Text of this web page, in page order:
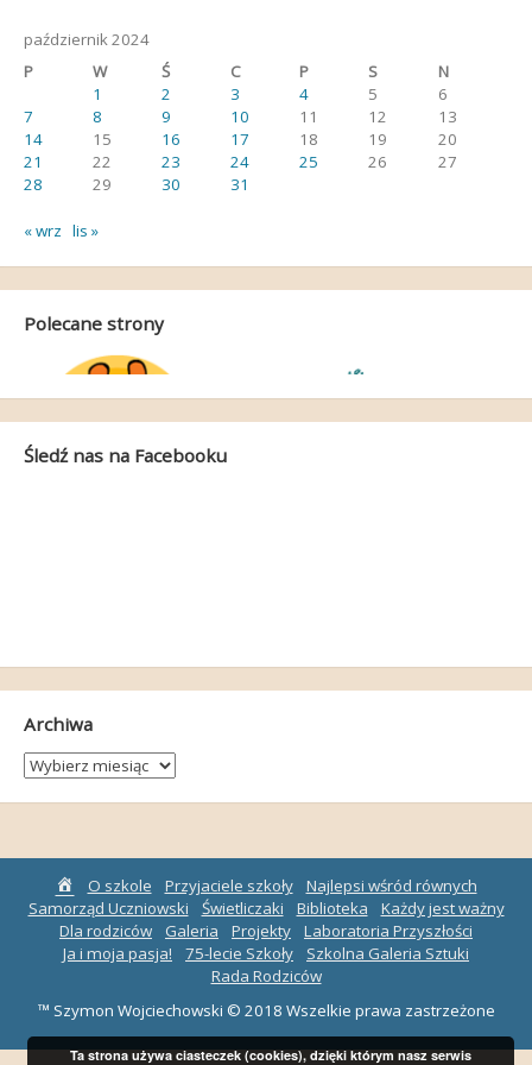
październik 2024
P
W Ś C P S
N
1
2 3 4 5
6
7
8 9 10 11 12
13
14
15 16 17 18 19
20
21
22 23 24 25 26
27
28
29 30 31
« wrz lis »
Polecane strony
Śledź nas na Facebooku
Archiwa
Archiwa
Strona
główna
O szkole Przyjaciele szkoły
Najlepsi wśród równych
Samorząd Uczniowski
Świetliczaki Biblioteka
Każdy jest ważny
Dla rodziców
Galeria Projekty
Laboratoria Przyszłości
Ja i moja pasja!
75-lecie Szkoły
Szkolna Galeria Sztuki
Rada Rodziców
™ Szymon Wojciechowski © 2018 Wszelkie prawa zastrzeżone
Ta strona używa ciasteczek (cookies), dzięki którym nasz serwis